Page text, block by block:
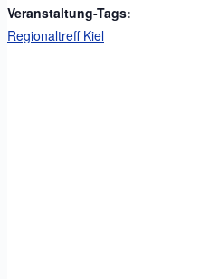
Veranstaltung-Tags:
Regionaltreff Kiel